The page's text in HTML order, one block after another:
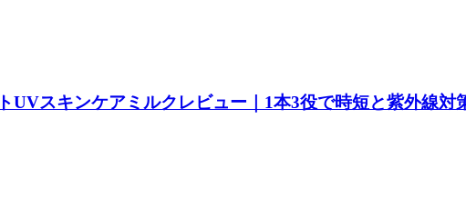
UVスキンケアミルクレビュー｜1本3役で時短と紫外線対